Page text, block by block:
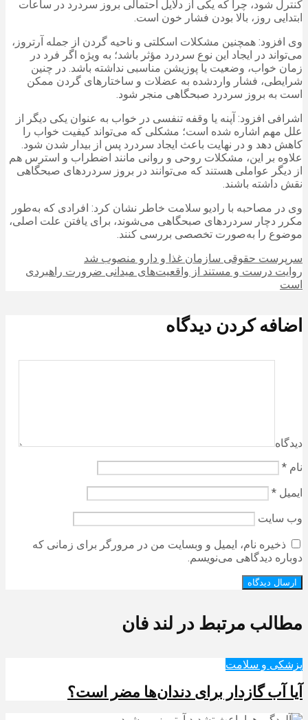
کنترل شود، چرا که یکی از دلایل احتمالی بروز سردرد در ساعات
ابتدایی روز، بالا بودن فشار خون است.
وی افزود: همچنین مشکلات اسکلتی و ناحیه گردن از جمله آرتروز،
می‌تواند در ایجاد این نوع سردرد مؤثر باشد؛ به‌ ویژه اگر فرد در
زمان خواب، وضعیت یا پوزیشن مناسبی نداشته باشد. در چنین
شرایطی، فشار واردشده به عضلات و ساختارهای گردن ممکن
است به بروز سردرد صبحگاهی منجر شود.
اشرافی افزود: آپنه یا وقفه تنفسی در خواب به‌ عنوان یکی دیگر از
علل مهم اشاره شده است؛ مشکلی که می‌تواند کیفیت خواب را
کاهش دهد و در نهایت باعث ایجاد سردرد پس از بیدار شدن شود.
علاوه بر این، مشکلات روحی و روانی مانند اضطراب و استرس هم
از دیگر عواملی هستند که می‌توانند در بروز سردردهای صبحگاهی
نقش داشته باشند.
وی در مصاحبه با رادیو سلامت خاطر نشان کرد: افرادی که به‌طور
مکرر دچار سردردهای صبحگاهی می‌شوند، برای یافتن علت اصلی،
موضوع را به‌صورت تخصصی بررسی کنند.
سرپرست حقوقی سازمان غذا و دارو منصوب شد
روایت درست و مستند از واقعیت‌های میدانی ضرورت راهبردی
است
اضافه کردن دیدگاه
دیدگاه
نام *
ایمیل *
وب‌ سایت
ذخیره نام، ایمیل و وبسایت من در مرورگر برای زمانی که
دوباره دیدگاهی می‌نویسم.
مطالب مرتبط در لند فان
پزشکی و سلامت
آیا آب گازدار برای دندان‌ها مضر است؟